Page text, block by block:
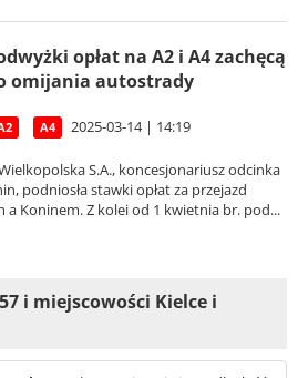
opłat na A2 i A4 zachęcą
omijania autostrady
A4 2025-03-14 | 14:19
S.A., koncesjonariusz odcinka
podniosła stawki opłat za przejazd
Koninem. Z kolei od 1 kwietnia br. pod...
i miejscowości Kielce i